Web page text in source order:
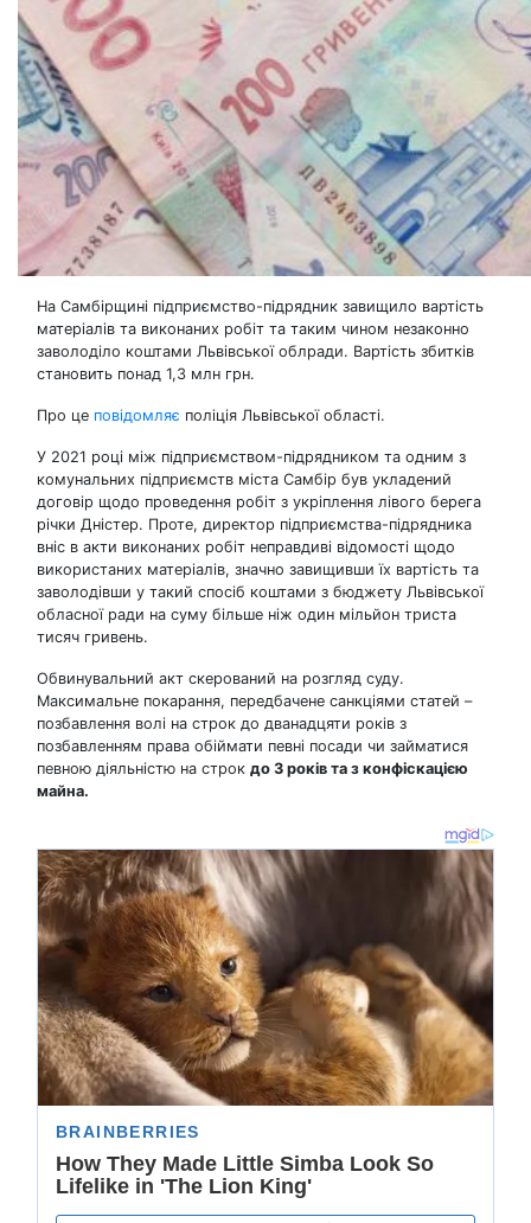
На Самбірщині підприємство-підрядник завищило вартість
матеріалів та виконаних робіт та таким чином незаконно
заволоділо коштами Львівської облради. Вартість збитків
становить понад 1,3 млн грн.
Про це повідомляє поліція Львівської області.
У 2021 році між підприємством-підрядником та одним з
комунальних підприємств міста Самбір був укладений
договір щодо проведення робіт з укріплення лівого берега
річки Дністер. Проте, директор підприємства-підрядника
вніс в акти виконаних робіт неправдиві відомості щодо
використаних матеріалів, значно завищивши їх вартість та
заволодівши у такий спосіб коштами з бюджету Львівської
обласної ради на суму більше ніж один мільйон триста
тисяч гривень.
Обвинувальний акт скерований на розгляд суду.
Максимальне покарання, передбачене санкціями статей –
позбавлення волі на строк до дванадцяти років з
позбавленням права обіймати певні посади чи займатися
певною діяльністю на строк до 3 років та з конфіскацією
майна.